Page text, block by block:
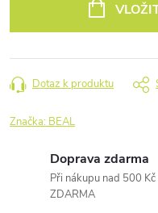
Dotaz k produktu
Značka: BEAL
Doprava zdarma
Při nákupu nad 500
ZDARMA